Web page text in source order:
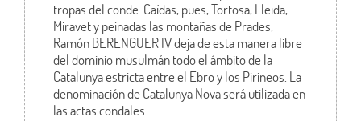
tropas del conde. Caídas, pues, Tortosa, Lleida,
Miravet y peinadas las montañas de Prades,
Ramón BERENGUER IV deja de esta manera libre
del dominio musulmán todo el ámbito de la
Catalunya estricta entre el Ebro y los Pirineos. La
denominación de Catalunya Nova será utilizada en
las actas condales.